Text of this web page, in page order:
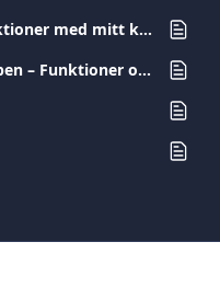
Varför kan jag inte göra transaktioner med mitt kort?
Använda Viva.com Terminal-appen – Funktioner och transaktionstyper